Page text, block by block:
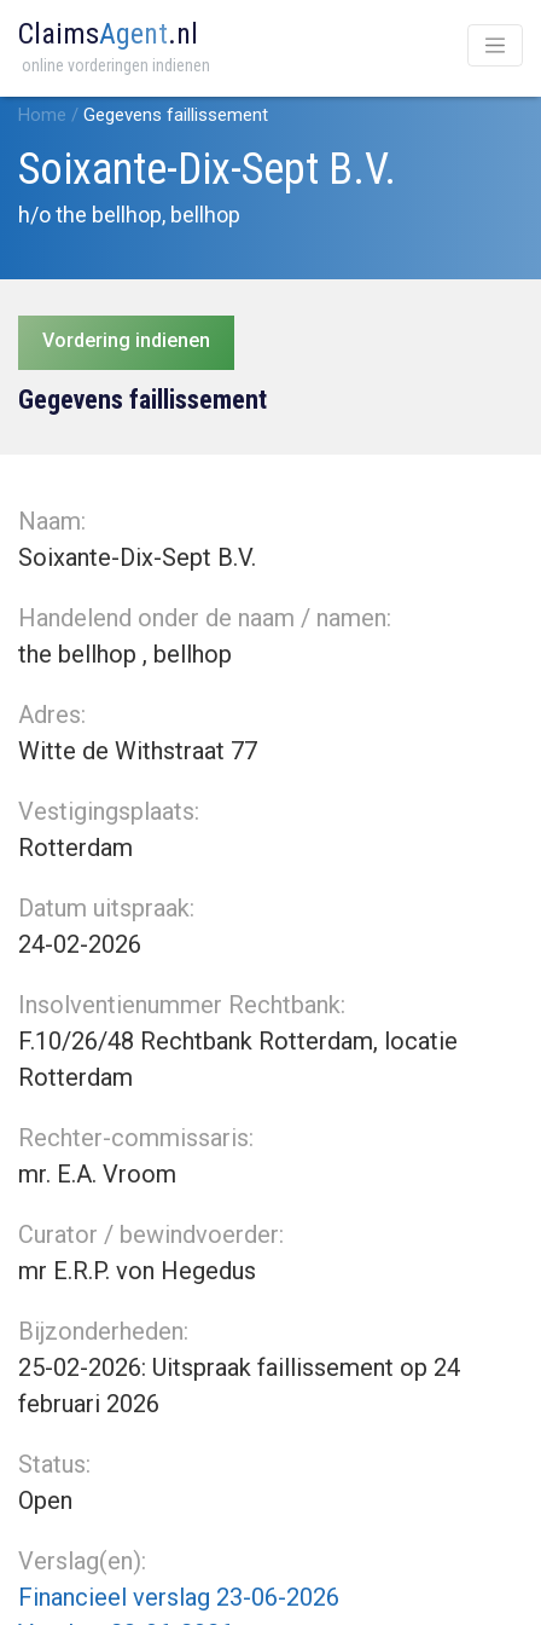
ClaimsAgent.nl
online vorderingen indienen
Home / Gegevens faillissement
Soixante-Dix-Sept B.V.
h/o the bellhop, bellhop
Vordering indienen
Gegevens faillissement
Naam:
Soixante-Dix-Sept B.V.
Handelend onder de naam / namen:
the bellhop , bellhop
Adres:
Witte de Withstraat 77
Vestigingsplaats:
Rotterdam
Datum uitspraak:
24-02-2026
Insolventienummer Rechtbank:
F.10/26/48 Rechtbank Rotterdam, locatie
Rotterdam
Rechter-commissaris:
mr. E.A. Vroom
Curator / bewindvoerder:
mr E.R.P. von Hegedus
Bijzonderheden:
25-02-2026: Uitspraak faillissement op 24
februari 2026
Status:
Open
Verslag(en):
Financieel verslag 23-06-2026